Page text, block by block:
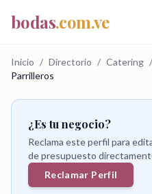
bodas.com.ve
Inicio / Directorio / Catering /
Parrilleros
¿Es tu negocio?
Reclama este perfil para
de presupuesto
Reclamar Perfil